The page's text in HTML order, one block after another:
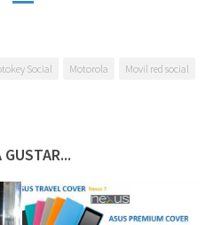
Social Motorola
Movil red social